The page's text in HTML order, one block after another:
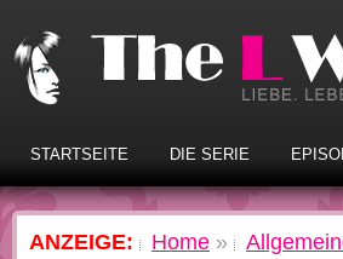
STARTSEITE DIE SERIE
ANZEIGE: Home »